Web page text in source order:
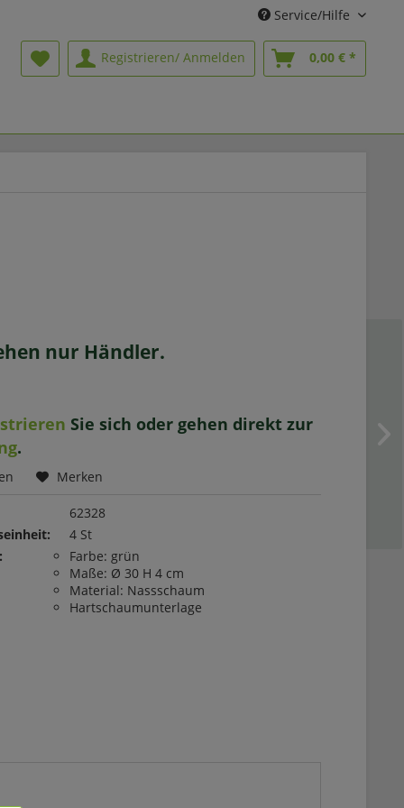
Service/Hilfe
Registrieren/ Anmelden 0,00 € *
nur Händler.
Sie sich oder gehen direkt zur
.
Merken
62328
4 St
Farbe: grün
Maße: Ø 30 H 4 cm
Material: Nassschaum
Hartschaumunterlage